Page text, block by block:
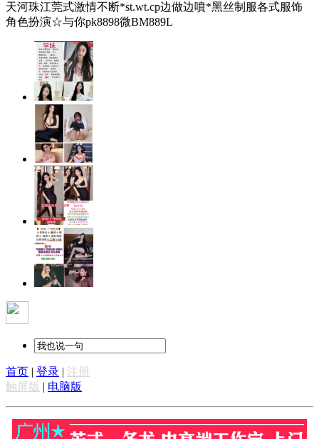
天河珠江莞式激情不断*st.wt.cp边做边噴*黑丝制服各式服饰
角色扮演☆与你pk8898微BM889L
首页 | 登录 | 注册
触屏版 | 电脑版